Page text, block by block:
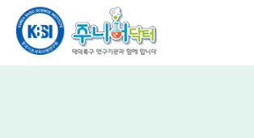
반복영역
건너뛰기
단계
프린트
공유